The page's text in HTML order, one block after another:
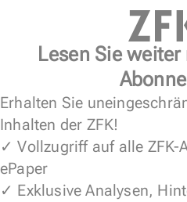
Lesen Sie
Erhalten Sie
Inhalten der ZFK!
✓ Vollzugriff auf alle
ePaper
✓ Exklusive Analysen,